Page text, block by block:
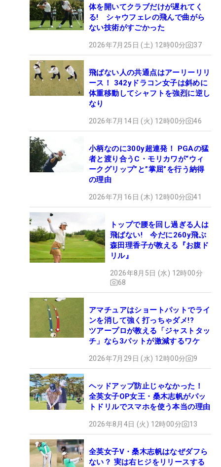
体を開いてクラブだけが遅れてく
る! シャウフェレの飛んで曲がら
ない技術がすごかった
2026年7月25日 (土) 12時00分 37
飛ばない人の共通点はアーリーリリ
ース！ 342yドラコン女子は斜めに
体重移動してシャフトを強烈に逆し
なり
2026年7月14日 (火) 12時00分 46
小柄なのに300y超連発！ PGAの猛
者と渡り合うC・モリカワが“ウィ
ークグリップ”と”掌屈”を行う納得
の理由
2026年7月16日 (木) 12時00分 41
トップで腰を回し過ぎる人は
飛ばない! 今だに260y飛ぶ
森田理香子が教える『お腹ド
リル』
2026年8月5日 (水) 12時00分
68
アマチュアはショートパットでライ
ンを消して強く打っちゃダメ!?
ツアープロが教える「ジャストタッ
チ」なら3パットが激減するワケ
2026年7月29日 (水) 12時00分 9
ヘッドアップ防止じゃなかった！
全英女子OP女王・桑木志帆がパッ
トドリルでスマホを使う本当の理由
2026年8月4日 (火) 12時00分 13
全英女子V・桑木志帆はなぜダフら
ない？ 実は右ヒジをリリースする